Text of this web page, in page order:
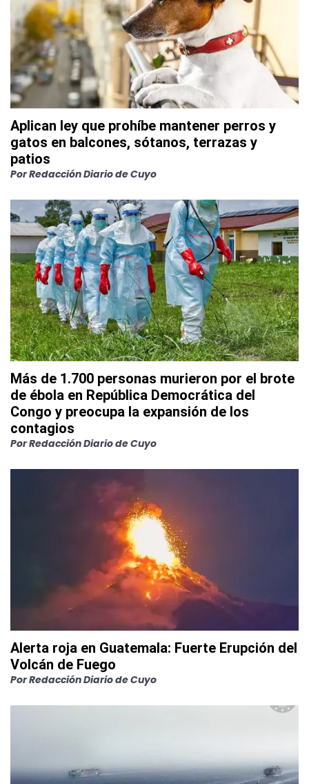
Aplican ley que prohíbe mantener perros y
gatos en balcones, sótanos, terrazas y
patios
PorRedacción Diario de Cuyo
Más de 1.700 personas murieron por el brote
de ébola en República Democrática del
Congo y preocupa la expansión de los
contagios
PorRedacción Diario de Cuyo
Alerta roja en Guatemala: Fuerte Erupción del
Volcán de Fuego
PorRedacción Diario de Cuyo